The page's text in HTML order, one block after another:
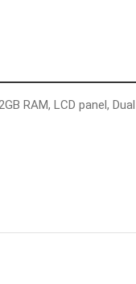
RAM, LCD panel,